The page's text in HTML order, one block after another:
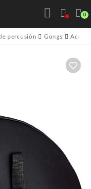
0
percusión Gongs